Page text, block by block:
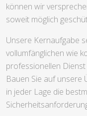
können wir
soweit möglich
Unsere Kernaufgabe
vollumfänglichen wie
professionellen
Bauen Sie auf unsere
in jeder Lage die